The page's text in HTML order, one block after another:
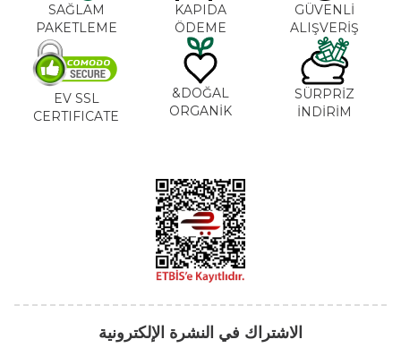
GÜVENLİ
ALIŞVERİŞ
KAPIDA
ÖDEME
SAĞLAM
PAKETLEME
SÜRPRİZ
İNDİRİM
DOĞAL&
ORGANİK
EV SSL
CERTIFICATE
الاشتراك في النشرة الإلكترونية